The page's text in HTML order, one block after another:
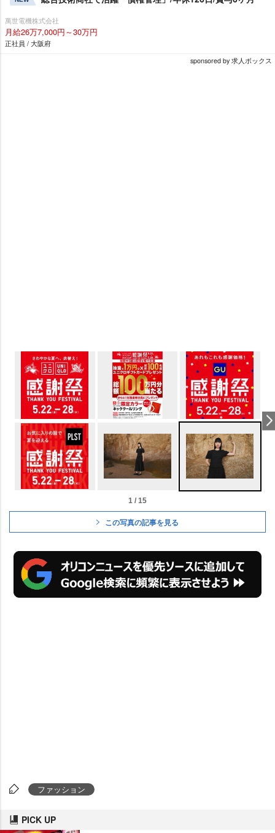
萬世電機株式会社
月給26万7,000円～30万円
正社員 / 大阪府
sponsored by 求人ボックス
1 / 15
この写真の記事を見る
ファッション
PICK UP